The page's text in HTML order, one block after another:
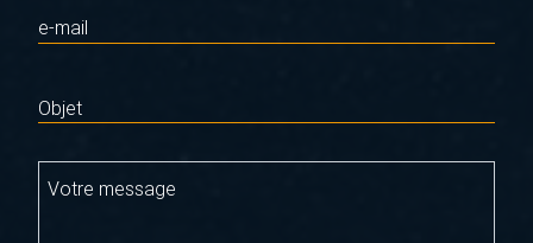
e-mail
Objet
Votre message